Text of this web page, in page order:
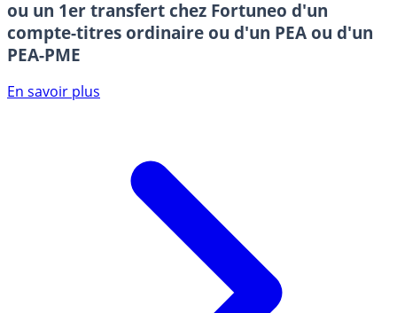
ou un 1er transfert chez Fortuneo d'un
compte-titres ordinaire ou d'un PEA ou d'un
PEA-PME
En savoir plus